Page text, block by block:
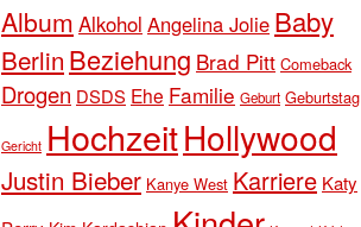
Album Alkohol Angelina Jolie Baby
Berlin Beziehung Brad Pitt Comeback
Drogen DSDS Ehe Familie Geburt Geburtstag
Gericht HochzeitHollywood
Justin Bieber Kanye West Karriere Katy